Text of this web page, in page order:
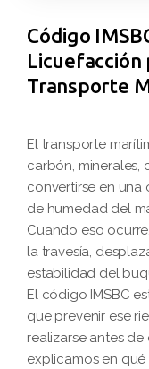
Código
Licuefacción
Transporte
El transporte
carbón,
convertirse en una
de humedad del
Cuando eso
la travesía,
estabilidad del
El código IMSBC
que prevenir ese
realizarse antes
explicamos en